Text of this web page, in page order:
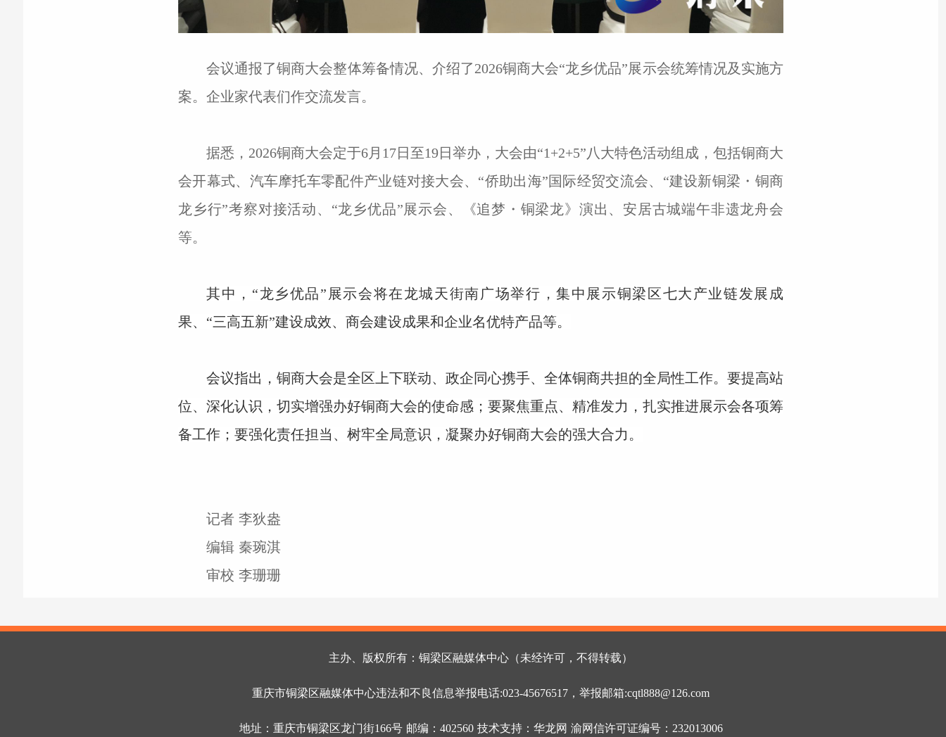
会议通报了铜商大会整体筹备情况、介绍了2026铜商大会“龙乡优品”展示会统筹情况及实施方
案。企业家代表们作交流发言。
据悉，2026铜商大会定于6月17日至19日举办，大会由“1+2+5”八大特色活动组成，包括铜商大
会开幕式、汽车摩托车零配件产业链对接大会、“侨助出海”国际经贸交流会、“建设新铜梁・铜商
龙乡行”考察对接活动、“龙乡优品”展示会、《追梦・铜梁龙》演出、安居古城端午非遗龙舟会
等。
其中，“龙乡优品”展示会将在龙城天街南广场举行，集中展示铜梁区七大产业链发展成
果、“三高五新”建设成效、商会建设成果和企业名优特产品等。
会议指出，铜商大会是全区上下联动、政企同心携手、全体铜商共担的全局性工作。要提高站
位、深化认识，切实增强办好铜商大会的使命感；要聚焦重点、精准发力，扎实推进展示会各项筹
备工作；要强化责任担当、树牢全局意识，凝聚办好铜商大会的强大合力。
记者 李狄盎
编辑 秦琬淇
审校 李珊珊
主办、版权所有：铜梁区融媒体中心（未经许可，不得转载）
重庆市铜梁区融媒体中心违法和不良信息举报电话:023-45676517，举报邮箱:cqtl888@126.com
地址：重庆市铜梁区龙门街166号 邮编：402560 技术支持：华龙网 渝网信许可证编号：232013006